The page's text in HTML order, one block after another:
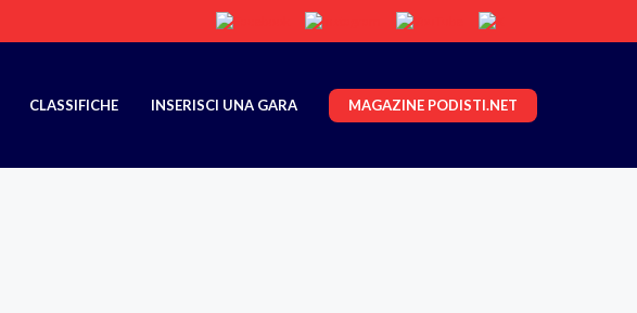
CLASSIFICHE INSERISCI UNA GARA MAGAZINE PODISTI.NET